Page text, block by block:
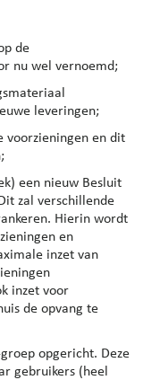
de
nu wel vernoemd;
leveringen;
voorzieningen en dit
een nieuw Besluit
zal verschillende
Hierin wordt
en
inzet van
inzet voor
de opvang te
opgericht. Deze
gebruikers (heel